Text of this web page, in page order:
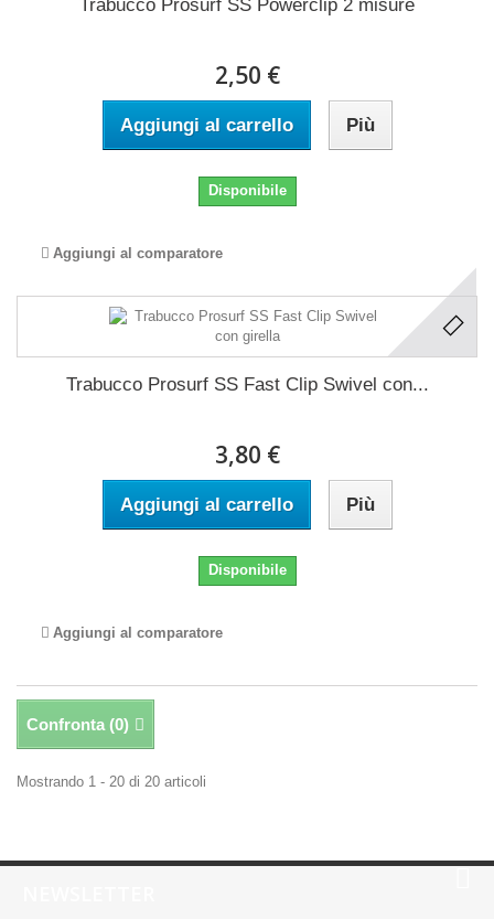
Trabucco Prosurf SS Powerclip 2 misure
2,50 €
Aggiungi al carrello Più
Disponibile
Aggiungi al comparatore
Trabucco Prosurf SS Fast Clip Swivel con...
3,80 €
Aggiungi al carrello Più
Disponibile
Aggiungi al comparatore
Confronta (0)
Mostrando 1 - 20 di 20 articoli